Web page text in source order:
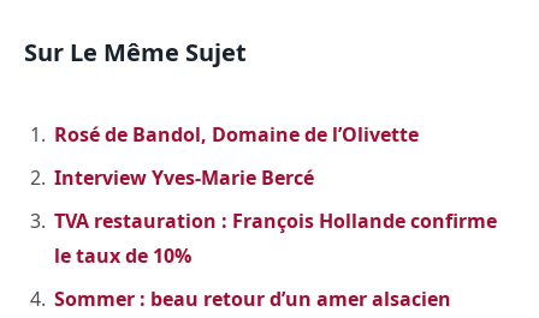
Sur Le Même Sujet
Rosé de Bandol, Domaine de l’Olivette
Interview Yves-Marie Bercé
TVA restauration : François Hollande confirme
le taux de 10%
Sommer : beau retour d’un amer alsacien